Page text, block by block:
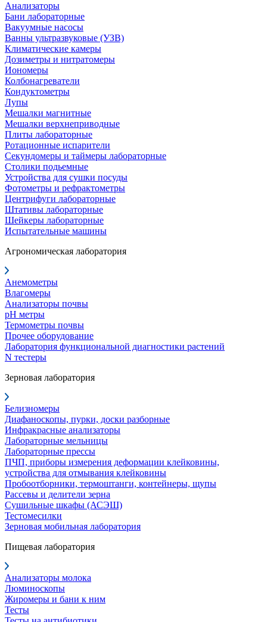
Анализаторы
Бани лабораторные
Вакуумные насосы
Ванны ультразвуковые (УЗВ)
Климатические камеры
Дозиметры и нитратомеры
Иономеры
Колбонагреватели
Кондуктометры
Лупы
Мешалки магнитные
Мешалки верхнеприводные
Плиты лабораторные
Ротационные испарители
Секундомеры и таймеры лабораторные
Столики подьемные
Устройства для сушки посуды
Фотометры и рефрактометры
Центрифуги лабораторные
Штативы лабораторные
Шейкеры лабораторные
Испытательные машины
Агрономическая лаборатория
Анемометры
Влагомеры
Анализаторы почвы
pH метры
Термометры почвы
Прочее оборудование
Лаборатория функциональной диагностики растений
N тестеры
Зерновая лаборатория
Белизномеры
Диафаноскопы, пурки, доски разборные
Инфракрасные анализаторы
Лабораторные мельницы
Лабораторные прессы
ПЧП, приборы измерения деформации клейковины,
устройства для отмывания клейковины
Пробоотборники, термоштанги, контейнеры, щупы
Рассевы и делители зерна
Сушильные шкафы (АСЭШ)
Тестомесилки
Зерновая мобильная лаборатория
Пищевая лаборатория
Анализаторы молока
Люминоскопы
Жиромеры и бани к ним
Тесты